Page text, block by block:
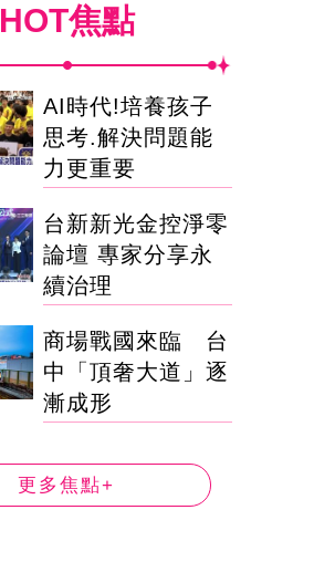
HOT焦點
AI時代!培養孩子
思考.解決問題能
力更重要
台新新光金控淨零
論壇 專家分享永
續治理
商場戰國來臨 台
中「頂奢大道」逐
漸成形
更多焦點+